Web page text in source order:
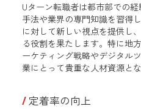
Uターン転職者は都市部での
手法や業界の専門知識を習得
に対して新しい視点を提供し
る役割を果たします。特に地
ーケティング戦略やデジタル
業にとって貴重な人材資源と
定着率の向上